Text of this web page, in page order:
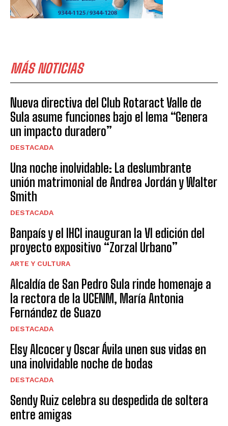
MÁS NOTICIAS
Nueva directiva del Club Rotaract Valle de
Sula asume funciones bajo el lema “Genera
un impacto duradero”
DESTACADA
Una noche inolvidable: La deslumbrante
unión matrimonial de Andrea Jordán y Walter
Smith
DESTACADA
Banpaís y el IHCI inauguran la VI edición del
proyecto expositivo “Zorzal Urbano”
ARTE Y CULTURA
Alcaldía de San Pedro Sula rinde homenaje a
la rectora de la UCENM, María Antonia
Fernández de Suazo
DESTACADA
Elsy Alcocer y Oscar Ávila unen sus vidas en
una inolvidable noche de bodas
DESTACADA
Sendy Ruiz celebra su despedida de soltera
entre amigas